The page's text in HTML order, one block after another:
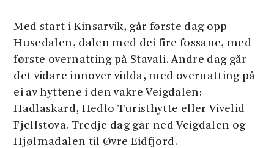
Med start i Kinsarvik, går første dag opp
Husedalen, dalen med dei fire fossane, med
første overnatting på Stavali. Andre dag går
det vidare innover vidda, med overnatting på
ei av hyttene i den vakre Veigdalen:
Hadlaskard, Hedlo Turisthytte eller Vivelid
Fjellstova. Tredje dag går ned Veigdalen og
Hjølmadalen til Øvre Eidfjord.